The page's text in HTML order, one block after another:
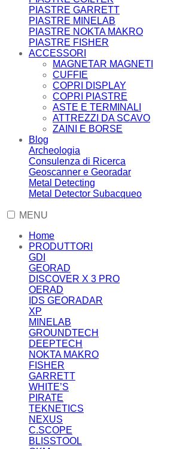
PIASTRE GARRETT
PIASTRE MINELAB
PIASTRE NOKTA MAKRO
PIASTRE FISHER
ACCESSORI
MAGNETAR MAGNETI
CUFFIE
COPRI DISPLAY
COPRI PIASTRE
ASTE E TERMINALI
ATTREZZI DA SCAVO
ZAINI E BORSE
Blog
Archeologia
Consulenza di Ricerca
Geoscanner e Georadar
Metal Detecting
Metal Detector Subacqueo
MENU
Home
PRODUTTORI
GDI
GEORAD
DISCOVER X 3 PRO
OERAD
IDS GEORADAR
XP
MINELAB
GROUNDTECH
DEEPTECH
NOKTA MAKRO
FISHER
GARRETT
WHITE’S
PIRATE
TEKNETICS
NEXUS
C.SCOPE
BLISSTOOL